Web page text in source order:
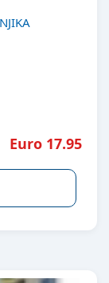
Euro 17.95